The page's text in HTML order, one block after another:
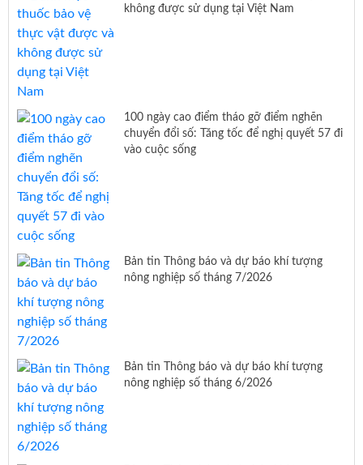
không được sử dụng tại Việt Nam
100 ngày cao điểm tháo gỡ điểm nghẽn
chuyển đổi số: Tăng tốc để nghị quyết 57 đi
vào cuộc sống
Bản tin Thông báo và dự báo khí tượng
nông nghiệp số tháng 7/2026
Bản tin Thông báo và dự báo khí tượng
nông nghiệp số tháng 6/2026